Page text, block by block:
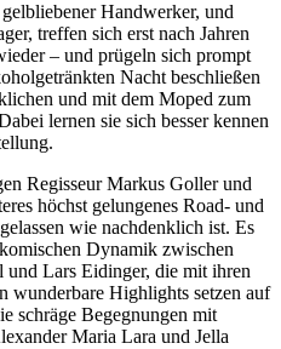
Handwerker, und
treffen sich erst nach Jahren
– und prügeln sich prompt
Nacht beschließen
und mit dem Moped zum
lernen sie sich besser kennen
Regisseur Markus Goller und
höchst gelungenes Road- und
wie nachdenklich ist. Es
Dynamik zwischen
und Lars Eidinger, die mit ihren
wunderbare Highlights setzen auf
schräge Begegnungen mit
Maria Lara und Jella